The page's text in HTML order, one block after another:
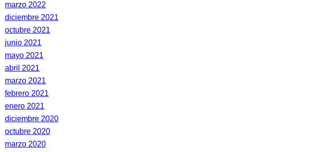
marzo 2022
diciembre 2021
octubre 2021
junio 2021
mayo 2021
abril 2021
marzo 2021
febrero 2021
enero 2021
diciembre 2020
octubre 2020
marzo 2020